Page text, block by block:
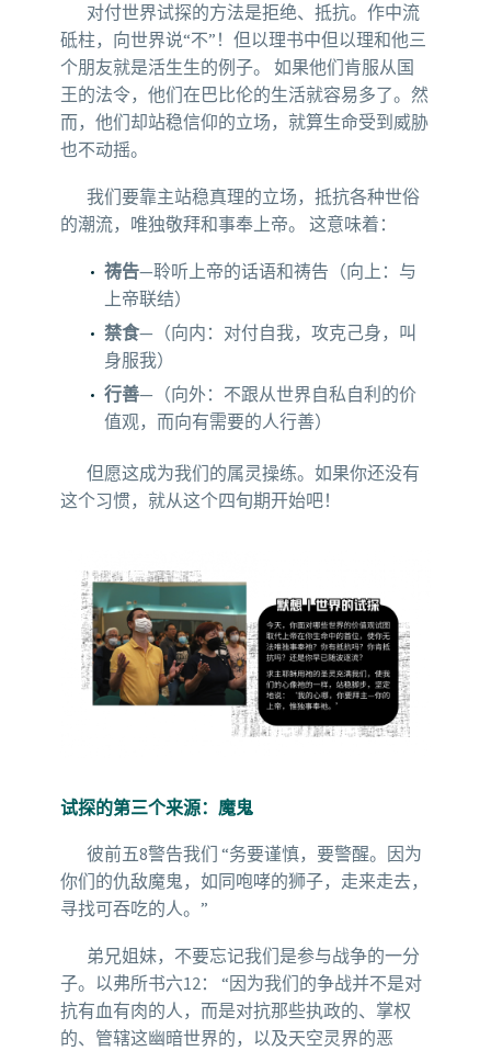
对付世界试探的方法是拒绝、抵抗。作中流
砥柱，向世界说“不”！但以理书中但以理和他三
个朋友就是活生生的例子。 如果他们肯服从国
王的法令，他们在巴比伦的生活就容易多了。然
而，他们却站稳信仰的立场，就算生命受到威胁
也不动摇。
我们要靠主站稳真理的立场，抵抗各种世俗
的潮流，唯独敬拜和事奉上帝。 这意味着：
祷告—聆听上帝的话语和祷告（向上：与
上帝联结）
禁食—（向内：对付自我，攻克己身，叫
身服我）
行善—（向外：不跟从世界自私自利的价
值观，而向有需要的人行善）
但愿这成为我们的属灵操练。如果你还没有
这个习惯，就从这个四旬期开始吧！
试探的第三个来源：魔鬼
彼前五8警告我们 “务要谨慎，要警醒。因为
你们的仇敌魔鬼，如同咆哮的狮子，走来走去，
寻找可吞吃的人。”
弟兄姐妹，不要忘记我们是参与战争的一分
子。以弗所书六12： “因为我们的争战并不是对
抗有血有肉的人，而是对抗那些执政的、掌权
的、管辖这幽暗世界的，以及天空灵界的恶